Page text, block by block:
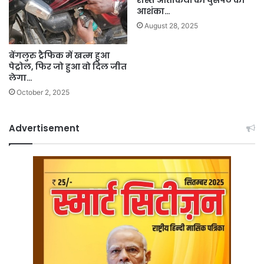
बेंगलुरु ट्रैफिक में खत्म हुआ
पेट्रोल, फिर जो हुआ वो दिल जीत
लेगा…
October 2, 2025
आशंका…
August 28, 2025
Advertisement